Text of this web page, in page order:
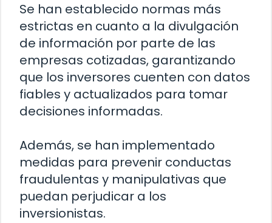
Se han establecido normas más
estrictas en cuanto a la divulgación
de información por parte de las
empresas cotizadas, garantizando
que los inversores cuenten con datos
fiables y actualizados para tomar
decisiones informadas.
Además, se han implementado
medidas para prevenir conductas
fraudulentas y manipulativas que
puedan perjudicar a los
inversionistas.